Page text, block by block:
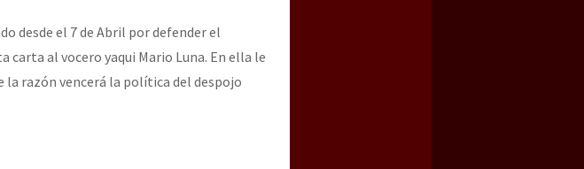
desde el 7 de Abril por defender el
al vocero yaqui Mario Luna. En ella le
la razón vencerá la política del despojo